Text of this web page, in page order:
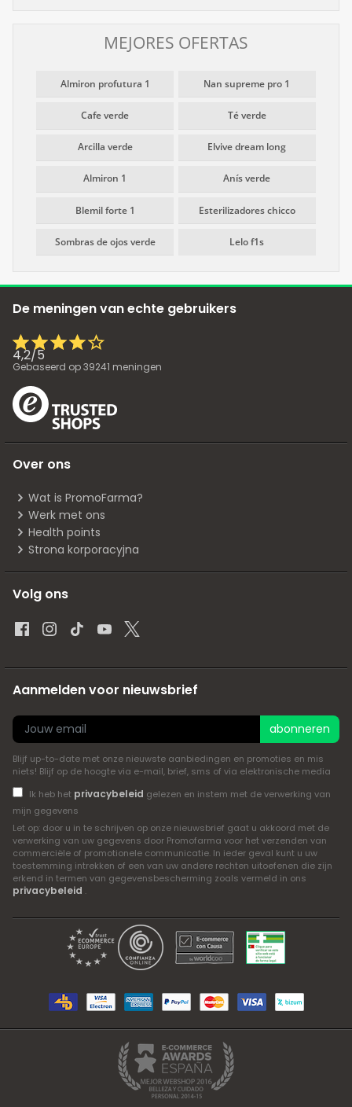
MEJORES OFERTAS
Almiron profutura 1 Nan supreme pro 1
Cafe verde Té verde
Arcilla verde Elvive dream long
Almiron 1 Anís verde
Blemil forte 1 Esterilizadores chicco
Sombras de ojos verde Lelo f1s
De meningen van echte gebruikers
4,2/5
Gebaseerd op39241 meningen
Over ons
Wat is PromoFarma?
Werk met ons
Health points
Strona korporacyjna
Volg ons
Aanmelden voor nieuwsbrief
abonneren
Blijf up-to-date met onze nieuwste aanbiedingen en promoties en mis
niets! Blijf op de hoogte via e-mail, brief, sms of via elektronische media
Ik heb het privacybeleid gelezen en instem met de verwerking van
mijn gegevens
Let op: door u in te schrijven op onze nieuwsbrief gaat u akkoord met de
verwerking van uw gegevens door Promofarma voor het verzenden van
commerciële of promotionele communicatie. In ieder geval kunt u uw
toestemming intrekken of een van uw andere rechten uitoefenen die zijn
erkend in termen van gegevensbescherming zoals vermeld in ons
privacybeleid .